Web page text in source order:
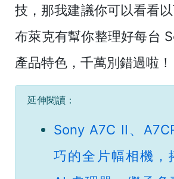
技，那我建議你可以看看以
布萊克有幫你整理好每台
產品特色，千萬別錯過啦！
延伸閱讀：
Sony A7C II、
巧的全片幅相機，